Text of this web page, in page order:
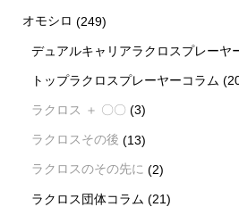
オモシロ (249)
デュアルキャリアラクロスプレーヤ
トップラクロスプレーヤーコラム
ラクロス ＋ 〇〇 (3)
ラクロスその後 (13)
ラクロスのその先に (2)
ラクロス団体コラム (21)